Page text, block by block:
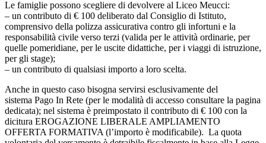
Le famiglie possono scegliere di devolvere al Liceo Meucci:
– un contributo di € 100 deliberato dal Consiglio di Istituto,
comprensivo della polizza assicurativa contro gli infortuni e la
responsabilità civile verso terzi (valida per le attività ordinarie, per
quelle pomeridiane, per le uscite didattiche, per i viaggi di istruzione,
per gli stage);
– un contributo di qualsiasi importo a loro scelta.
Anche in questo caso bisogna servirsi esclusivamente del
sistema Pago In Rete (per le modalità di accesso consultare la pagina
dedicata); nel sistema è preimpostato il contributo di € 100 con la
dicitura EROGAZIONE LIBERALE AMPLIAMENTO
OFFERTA FORMATIVA (l’importo è modificabile). La quota